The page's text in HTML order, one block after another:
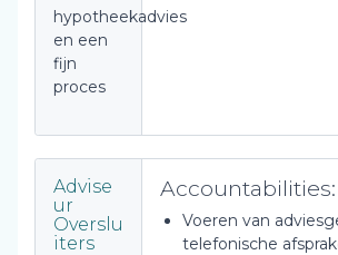
hypotheekadvies
en een
fijn
proces
Advise
ur
Overslu
iters
Accountabilities:
Voeren van
telefonische